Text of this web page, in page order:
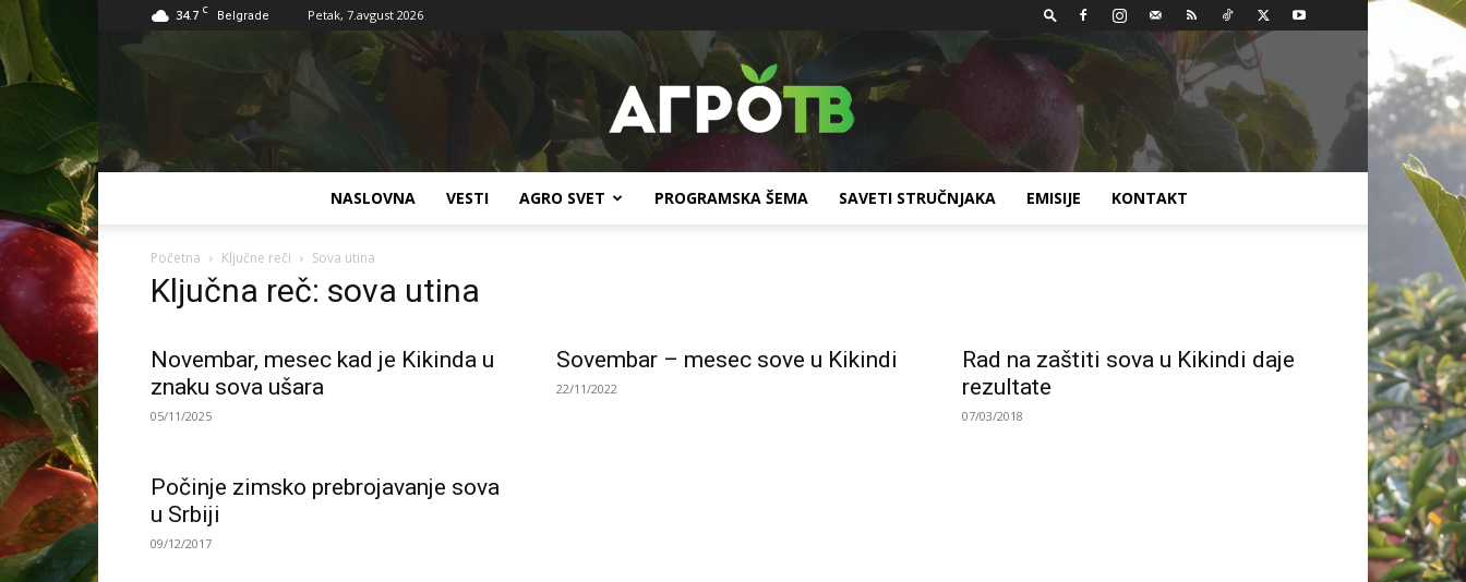
34.7 C Belgrade Petak, 7.avgust 2026
TV
NASLOVNA VESTI AGRO SVET PROGRAMSKA ŠEMA SAVETI STRUČNJAKA EMISIJE KONTAKT
Početna Ključne reči Sova utina
Ključna reč: sova utina
Novembar, mesec kad je Kikinda u
znaku sova ušara
05/11/2025
Sovembar – mesec sove u Kikindi
22/11/2022
Rad na zaštiti sova u Kikindi daje
rezultate
07/03/2018
Počinje zimsko prebrojavanje sova
u Srbiji
09/12/2017